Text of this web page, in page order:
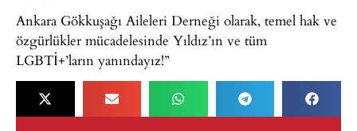
Ankara Gökkuşağı Aileleri Derneği olarak, temel hak ve
özgürlükler mücadelesinde Yıldız’ın ve tüm
LGBTİ+’ların yanındayız!”